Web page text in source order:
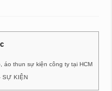
thun sự kiện công ty tại HCM
SỰ KIỆN